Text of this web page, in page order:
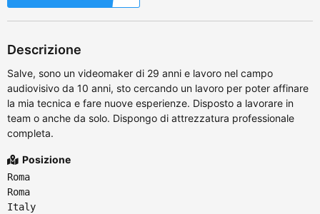
Descrizione
Salve, sono un videomaker di 29 anni e lavoro nel campo
audiovisivo da 10 anni, sto cercando un lavoro per poter affinare
la mia tecnica e fare nuove esperienze. Disposto a lavorare in
team o anche da solo. Dispongo di attrezzatura professionale
completa.
Posizione
Roma
Roma
Italy